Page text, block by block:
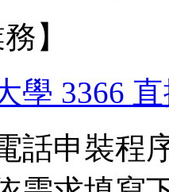
】
學 3366
話申裝程